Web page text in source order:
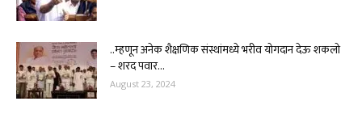
..म्हणून अनेक शैक्षणिक संस्थांमध्ये भरीव योगदान देऊ शकलो
– शरद पवार...
August 23, 2024